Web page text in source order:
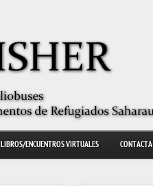
LIBROS/ENCUENTROS VIRTUALES CONTACTA